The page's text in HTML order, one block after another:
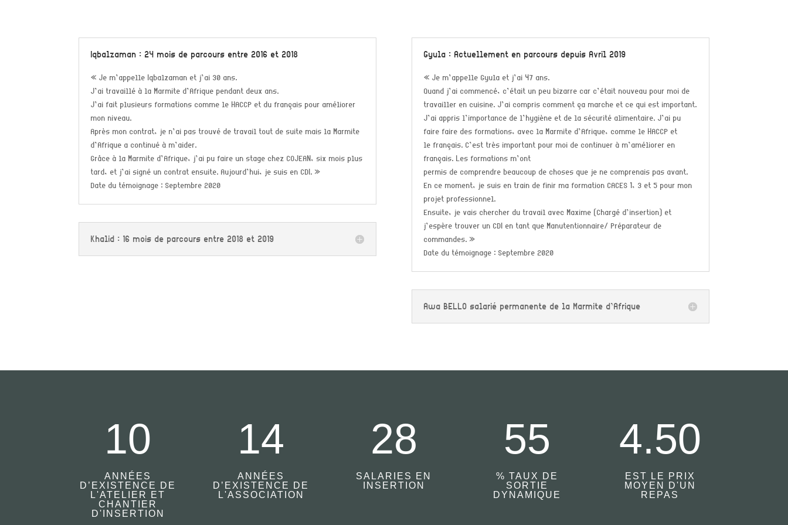
Iqbalzaman : 24 mois de parcours entre 2016 et 2018
« Je m’appelle Iqbalzaman et j’ai 30 ans.
J’ai travaillé à la Marmite d’Afrique pendant deux ans.
J’ai fait plusieurs formations comme le HACCP et du français pour améliorer
mon niveau.
Après mon contrat, je n’ai pas trouvé de travail tout de suite mais la Marmite
d’Afrique a continué à m’aider.
Grâce à la Marmite d’Afrique, j’ai pu faire un stage chez COJEAN, six mois plus
tard, et j’ai signé un contrat ensuite. Aujourd’hui, je suis en CDI. »
Date du témoignage : Septembre 2020
Khalid : 16 mois de parcours entre 2018 et 2019
Gyula : Actuellement en parcours depuis Avril 2019
« Je m’appelle Gyula et j’ai 47 ans.
Quand j’ai commencé, c’était un peu bizarre car c’était nouveau pour moi de
travailler en cuisine. J’ai compris comment ça marche et ce qui est important.
J’ai appris l’importance de l’hygiène et de la sécurité alimentaire. J’ai pu
faire faire des formations, avec la Marmite d’Afrique, comme le HACCP et
le français. C’est très important pour moi de continuer à m’améliorer en
français. Les formations m’ont
permis de comprendre beaucoup de choses que je ne comprenais pas avant.
En ce moment, je suis en train de finir ma formation CACES 1, 3 et 5 pour mon
projet professionnel.
Ensuite, je vais chercher du travail avec Maxime (Chargé d’insertion) et
j’espère trouver un CDI en tant que Manutentionnaire/ Préparateur de
commandes. »
Date du témoignage : Septembre 2020
Awa BELLO salarié permanente de la Marmite d’Afrique
10
ANNÉES
D’EXISTENCE DE
L'ATELIER ET
CHANTIER
D'INSERTION
14
ANNÉES
D’EXISTENCE DE
L'ASSOCIATION
28
SALARIES EN
INSERTION
55
% TAUX DE
SORTIE
DYNAMIQUE
4.50
EST LE PRIX
MOYEN D'UN
REPAS